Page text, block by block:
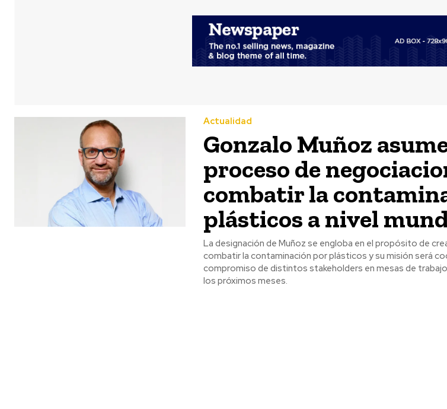
Actualidad
Gonzalo Muñoz
proceso de
combatir la
plásticos a nivel
La designación de Muñoz se engloba en el propósito de
combatir la contaminación por plásticos y su misión será
compromiso de distintos stakeholders en mesas de
los próximos meses.